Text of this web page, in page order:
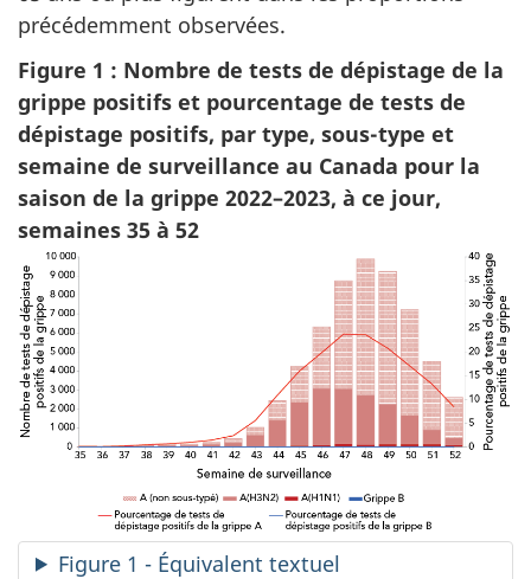
précédemment observées.
Figure 1 : Nombre de tests de dépistage de la
grippe positifs et pourcentage de tests de
dépistage positifs, par type, sous-type et
semaine de surveillance au Canada pour la
saison de la grippe 2022–2023, à ce jour,
semaines 35 à 52
Figure 1 - Équivalent textuel